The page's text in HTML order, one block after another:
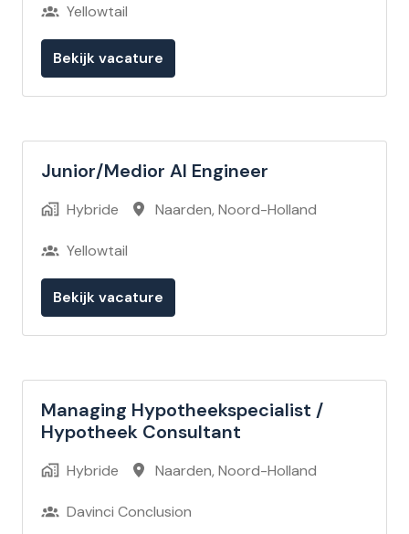
Yellowtail
Bekijk vacature
Junior/Medior AI Engineer
Hybride Naarden, Noord-Holland
Yellowtail
Bekijk vacature
Managing Hypotheekspecialist /
Hypotheek Consultant
Hybride Naarden, Noord-Holland
Davinci Conclusion